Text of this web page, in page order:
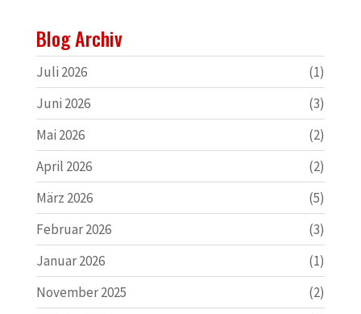
Blog Archiv
Juli 2026
(1)
Juni 2026
(3)
Mai 2026
(2)
April 2026
(2)
März 2026
(5)
Februar 2026
(3)
Januar 2026
(1)
November 2025
(2)